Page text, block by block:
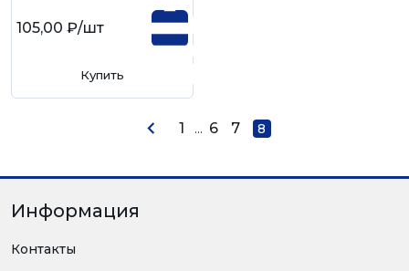
105,00 ₽/шт
Купить
1 ... 6 7 8
Информация
Контакты